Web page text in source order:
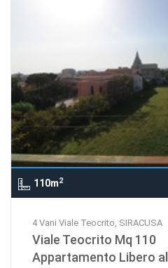
110m2
4 Vani Viale Teocrito, SIRACUSA
Viale Teocrito Mq 110
Appartamento Libero al